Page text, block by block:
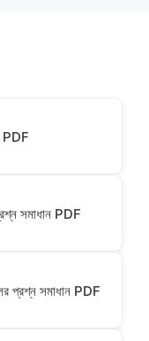
সমাধান PDF
প্রশ্ন সমাধান PDF